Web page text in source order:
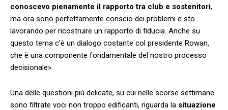
conoscevo pienamente il rapporto tra club e sostenitori,
ma ora sono perfettamente conscio dei problemi e sto
lavorando per ricostruire un rapporto di fiducia. Anche su
questo tema c’è un dialogo costante col presidente Rowan,
che è una componente fondamentale del nostro processo
decisionale».
Una delle questioni più delicate, su cui nelle scorse settimane
sono filtrate voci non troppo edificanti, riguarda la situazione